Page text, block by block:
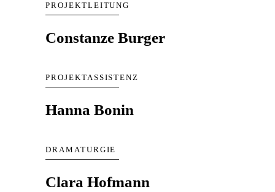
PROJEKTLEITUNG
Constanze Burger
PROJEKTASSISTENZ
Hanna Bonin
DRAMATURGIE
Clara Hofmann